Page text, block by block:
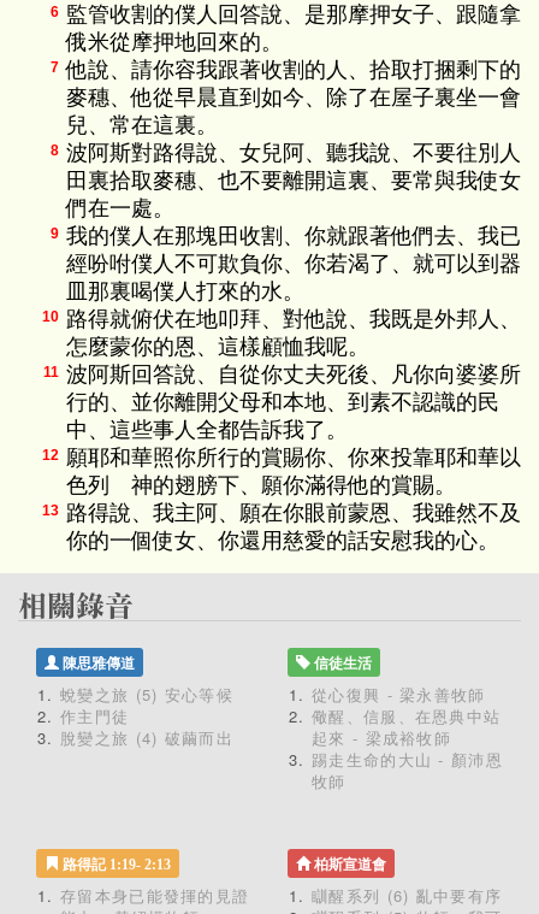
6 監管收割的僕人回答說、是那摩押女子、跟隨拿
俄米從摩押地回來的。
7 他說、請你容我跟著收割的人、拾取打捆剩下的
麥穗、他從早晨直到如今、除了在屋子裏坐一會
兒、常在這裏。
8 波阿斯對路得說、女兒阿、聽我說、不要往別人
田裏拾取麥穗、也不要離開這裏、要常與我使女
們在一處。
9 我的僕人在那塊田收割、你就跟著他們去、我已
經吩咐僕人不可欺負你、你若渴了、就可以到器
皿那裏喝僕人打來的水。
10 路得就俯伏在地叩拜、對他說、我既是外邦人、
怎麼蒙你的恩、這樣顧恤我呢。
11 波阿斯回答說、自從你丈夫死後、凡你向婆婆所
行的、並你離開父母和本地、到素不認識的民
中、這些事人全都告訴我了。
12 願耶和華照你所行的賞賜你、你來投靠耶和華以
色列 神的翅膀下、願你滿得他的賞賜。
13 路得說、我主阿、願在你眼前蒙恩、我雖然不及
你的一個使女、你還用慈愛的話安慰我的心。
陳思雅傳道
蛻變之旅 (5) 安心等候
作主門徒
脫變之旅 (4) 破繭而出
信徒生活
從心復興 - 梁永善牧師
儆醒、信服、在恩典中站
起來 - 梁成裕牧師
踢走生命的大山 - 顏沛恩
牧師
路得記 1:19- 2:13
存留本身已能發揮的見證
柏斯宣道會
瞓醒系列 (6) 亂中要有序